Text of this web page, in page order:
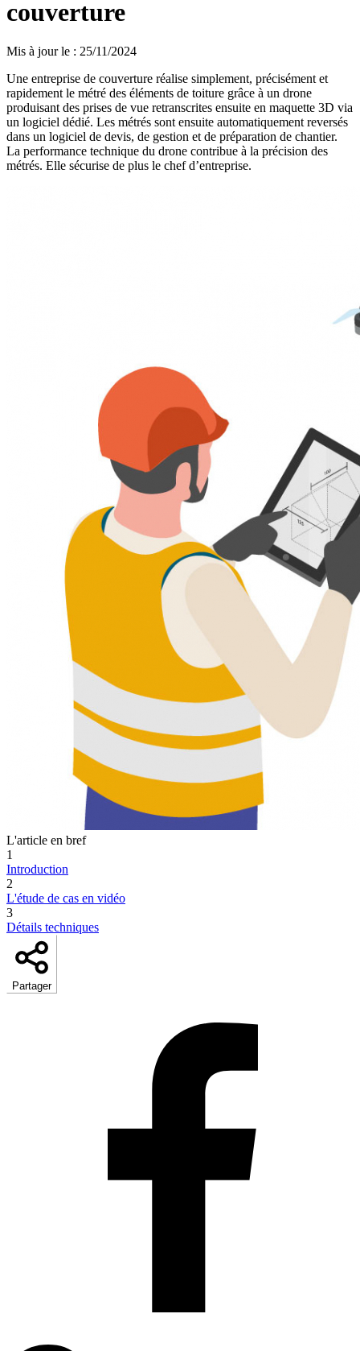
couverture
Mis à jour le : 25/11/2024
Une entreprise de couverture réalise simplement, précisément et
rapidement le métré des éléments de toiture grâce à un drone
produisant des prises de vue retranscrites ensuite en maquette 3D via
un logiciel dédié. Les métrés sont ensuite automatiquement reversés
dans un logiciel de devis, de gestion et de préparation de chantier.
La performance technique du drone contribue à la précision des
métrés. Elle sécurise de plus le chef d’entreprise.
L'article en bref
1
Introduction
2
L'étude de cas en vidéo
3
Détails techniques
Partager